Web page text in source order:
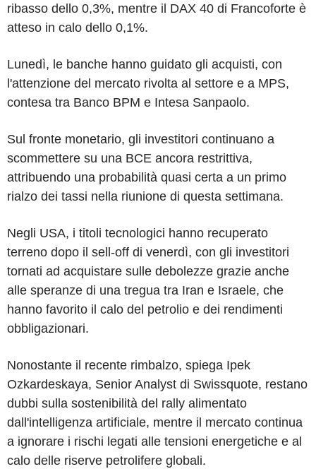
ribasso dello 0,3%, mentre il DAX 40 di Francoforte è
atteso in calo dello 0,1%.
Lunedì, le banche hanno guidato gli acquisti, con
l'attenzione del mercato rivolta al settore e a MPS,
contesa tra Banco BPM e Intesa Sanpaolo.
Sul fronte monetario, gli investitori continuano a
scommettere su una BCE ancora restrittiva,
attribuendo una probabilità quasi certa a un primo
rialzo dei tassi nella riunione di questa settimana.
Negli USA, i titoli tecnologici hanno recuperato
terreno dopo il sell-off di venerdì, con gli investitori
tornati ad acquistare sulle debolezze grazie anche
alle speranze di una tregua tra Iran e Israele, che
hanno favorito il calo del petrolio e dei rendimenti
obbligazionari.
Nonostante il recente rimbalzo, spiega Ipek
Ozkardeskaya, Senior Analyst di Swissquote, restano
dubbi sulla sostenibilità del rally alimentato
dall'intelligenza artificiale, mentre il mercato continua
a ignorare i rischi legati alle tensioni energetiche e al
calo delle riserve petrolifere globali.